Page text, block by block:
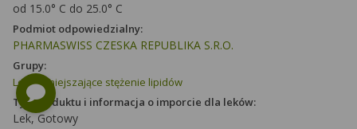
od 15.0° C do 25.0° C
Podmiot odpowiedzialny:
PHARMASWISS CZESKA REPUBLIKA S.R.O.
Grupy:
Leki zmniejszające stężenie lipidów
Typ produktu i informacja o imporcie dla leków:
Lek, Gotowy